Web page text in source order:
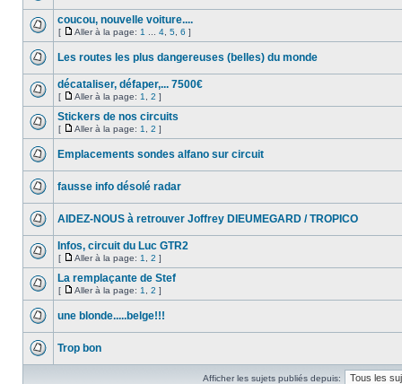
coucou, nouvelle voiture....
[ Aller à la page: 1 4 5 6 ]
Les routes les plus dangereuses (belles) du monde
décataliser, défaper,... 7500€
[ Aller à la page: 1 2 ]
Stickers de nos circuits
[ Aller à la page: 1 2 ]
Emplacements sondes alfano sur circuit
fausse info désolé radar
AIDEZ-NOUS à retrouver Joffrey DIEUMEGARD / TROPICO
Infos, circuit du Luc GTR2
[ Aller à la page: 1 2 ]
La remplaçante de Stef
[ Aller à la page: 1 2 ]
une blonde.....belge!!!
Trop bon
Afficher les sujets publiés depuis: